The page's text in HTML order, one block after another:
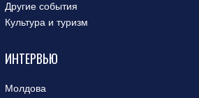
Другие события
Культура и туризм
ИНТЕРВЬЮ
Молдова